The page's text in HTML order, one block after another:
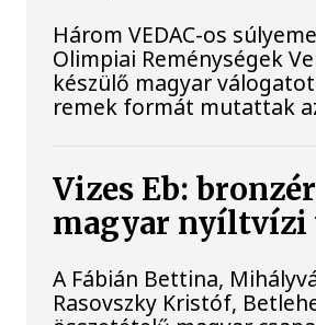
Három VEDAC-os
Olimpiai Reménységek
készülő magyar
remek formát mutattak
Vizes Eb:
magyar nyíltvízi
A Fábián Bettina,
Rasovszky Kristóf,